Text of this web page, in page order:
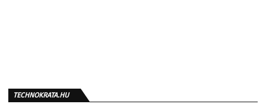
TECHNOKRATA.HU